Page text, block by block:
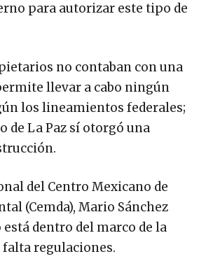
para autorizar este tipo de
no contaban con una
llevar a cabo ningún
los lineamientos federales;
de La Paz sí otorgó una
del Centro Mexicano de
(Cemda), Mario Sánchez
está dentro del marco de la
regulaciones.